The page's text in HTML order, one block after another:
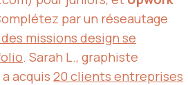
par un réseautage
des missions design se
. Sarah L., graphiste
a acquis 20 clients entreprises